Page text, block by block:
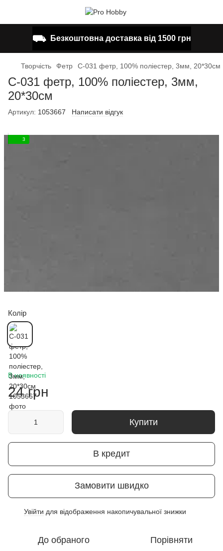
⛟ Безкоштовна доставка від 1500 грн
Творчість Фетр С-031 фетр, 100% поліестер, 3мм, 20*30см
С-031 фетр, 100% поліестер, 3мм,
20*30см
Артикул: 1053667 Написати відгук
3
Колір
В наявності
24 грн
Купити
В кредит
Замовити швидко
Увійти для відображення накопичувальної знижки
До обраного Порівняти